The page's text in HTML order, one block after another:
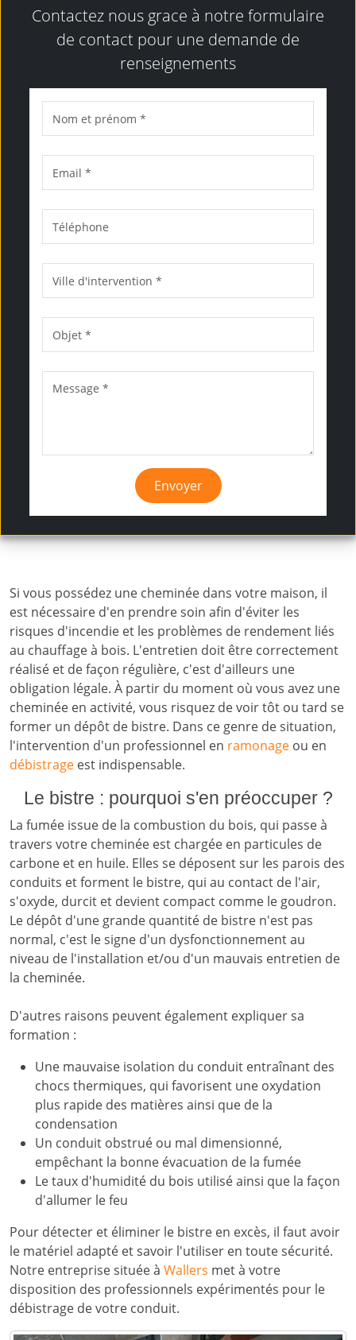
Contactez nous grace à notre formulaire
de contact pour une demande de
renseignements
Envoyer
Si vous possédez une cheminée dans votre maison, il
est nécessaire d'en prendre soin afin d'éviter les
risques d'incendie et les problèmes de rendement liés
au chauffage à bois. L'entretien doit être correctement
réalisé et de façon régulière, c'est d'ailleurs une
obligation légale. À partir du moment où vous avez une
cheminée en activité, vous risquez de voir tôt ou tard se
former un dépôt de bistre. Dans ce genre de situation,
l'intervention d'un professionnel en ramonage ou en
débistrage est indispensable.
Le bistre : pourquoi s'en préoccuper ?
La fumée issue de la combustion du bois, qui passe à
travers votre cheminée est chargée en particules de
carbone et en huile. Elles se déposent sur les parois des
conduits et forment le bistre, qui au contact de l'air,
s'oxyde, durcit et devient compact comme le goudron.
Le dépôt d'une grande quantité de bistre n'est pas
normal, c'est le signe d'un dysfonctionnement au
niveau de l'installation et/ou d'un mauvais entretien de
la cheminée.
D'autres raisons peuvent également expliquer sa
formation :
Une mauvaise isolation du conduit entraînant des
chocs thermiques, qui favorisent une oxydation
plus rapide des matières ainsi que de la
condensation
Un conduit obstrué ou mal dimensionné,
empêchant la bonne évacuation de la fumée
Le taux d'humidité du bois utilisé ainsi que la façon
d'allumer le feu
Pour détecter et éliminer le bistre en excès, il faut avoir
le matériel adapté et savoir l'utiliser en toute sécurité.
Notre entreprise située à Wallers met à votre
disposition des professionnels expérimentés pour le
débistrage de votre conduit.